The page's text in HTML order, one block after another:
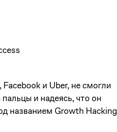
и Uber, не смогли
и надеясь, что он
названием Growth Hacking